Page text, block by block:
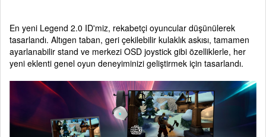
En yeni Legend 2.0 ID'miz, rekabetçi oyuncular düşünülerek
tasarlandı. Altıgen taban, geri çekilebilir kulaklık askısı, tamamen
ayarlanabilir stand ve merkezi OSD joystick gibi özelliklerle, her
yeni eklenti genel oyun deneyiminizi geliştirmek için tasarlandı.